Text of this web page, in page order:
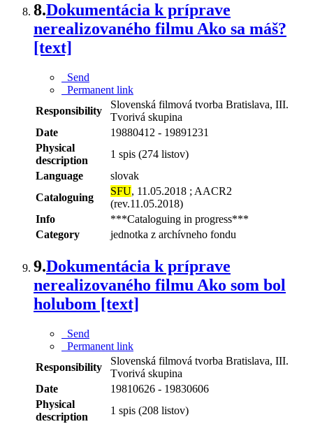
8.Dokumentácia k príprave
nerealizovaného filmu Ako sa máš?
[text]
Send
Permanent link
Responsibility
Slovenská filmová tvorba Bratislava, III.
Tvorivá skupina
Date
19880412 - 19891231
Physical
description
1 spis (274 listov)
Language
slovak
Cataloguing
SFU, 11.05.2018 ; AACR2
(rev.11.05.2018)
Info
***Cataloguing in progress***
Category
jednotka z archívneho fondu
9.Dokumentácia k príprave
nerealizovaného filmu Ako som bol
holubom [text]
Send
Permanent link
Responsibility
Slovenská filmová tvorba Bratislava, III.
Tvorivá skupina
Date
19810626 - 19830606
Physical
description
1 spis (208 listov)